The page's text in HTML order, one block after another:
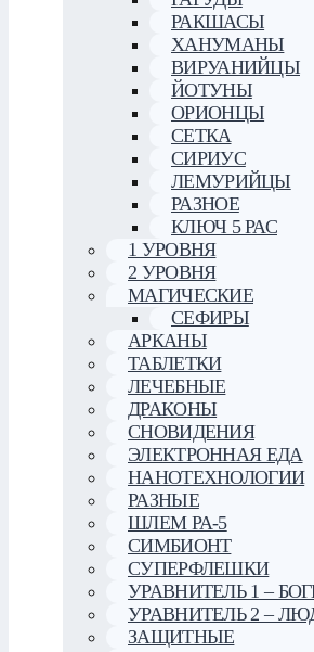
РАКШАСЫ
ХАНУМАНЫ
ВИРУАНИЙЦЫ
ЙОТУНЫ
ОРИОНЦЫ
СЕТКА
СИРИУС
ЛЕМУРИЙЦЫ
РАЗНОЕ
КЛЮЧ 5 РАС
1 УРОВНЯ
2 УРОВНЯ
МАГИЧЕСКИЕ
СЕФИРЫ
АРКАНЫ
ТАБЛЕТКИ
ЛЕЧЕБНЫЕ
ДРАКОНЫ
СНОВИДЕНИЯ
ЭЛЕКТРОННАЯ ЕДА
НАНОТЕХНОЛОГИИ
РАЗНЫЕ
ШЛЕМ РА-5
СИМБИОНТ
СУПЕРФЛЕШКИ
УРАВНИТЕЛЬ 1 –
УРАВНИТЕЛЬ 2 –
ЗАЩИТНЫЕ